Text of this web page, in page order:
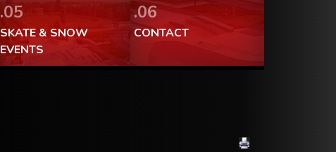
.05
SKATE & SNOW
EVENTS
.06
CONTACT